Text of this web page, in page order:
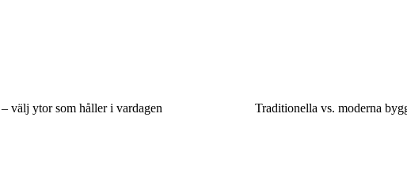
välj ytor som håller i vardagen Traditionella vs. moderna